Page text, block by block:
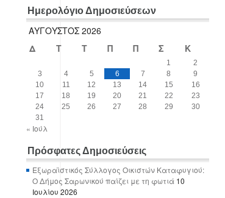
Ημερολόγιο Δημοσιεύσεων
ΑΎΓΟΥΣΤΟΣ 2026
Δ
Τ Τ Π Π Σ Κ
1
2
3
4 5 6 7 8
9
10
11 12 13 14 15
16
17
18 19 20 21 22
23
24
25 26 27 28 29
30
31
« Ιούλ
Πρόσφατες Δημοσιεύσεις
Εξωραϊστικός Σύλλογος Οικιστών Καταφυγιού:
Ο Δήμος Σαρωνικού παίζει με τη φωτιά 10
Ιουλίου 2026